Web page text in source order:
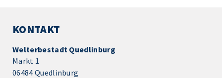
KONTAKT
Welterbestadt Quedlinburg
Markt 1
06484 Quedlinburg